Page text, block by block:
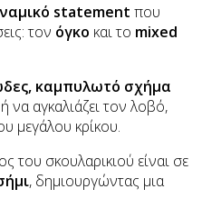
statement που
τον όγκο και το mixed
καμπυλωτό σχήμα
να αγκαλιάζει τον λοβό,
μεγάλου κρίκου.
του σκουλαρικιού είναι σε
, δημιουργώντας μια